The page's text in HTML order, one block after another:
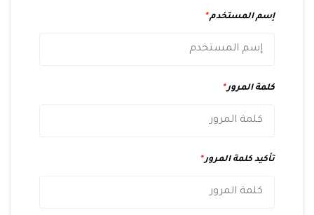
إسم المستخدم*
كلمة المرور*
تأكيد كلمة المرور*